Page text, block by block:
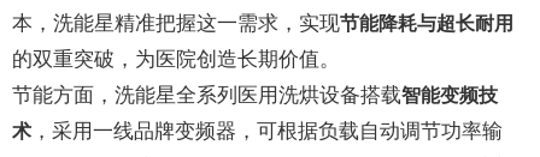
本，洗能星精准把握这一需求，实现节能降耗与超长耐用
的双重突破，为医院创造长期价值。
节能方面，洗能星全系列医用洗烘设备搭载智能变频技
术 ，采用一线品牌变频器，可根据负载自动调节功率输